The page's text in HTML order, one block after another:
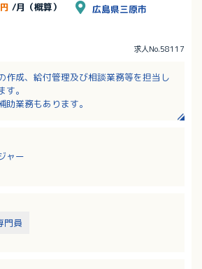
円 /月（概算） 広島県三原市
求人No.58117
作成、給付管理及び相談業務等を担当し
す。
助業務もあります。
ャー
門員